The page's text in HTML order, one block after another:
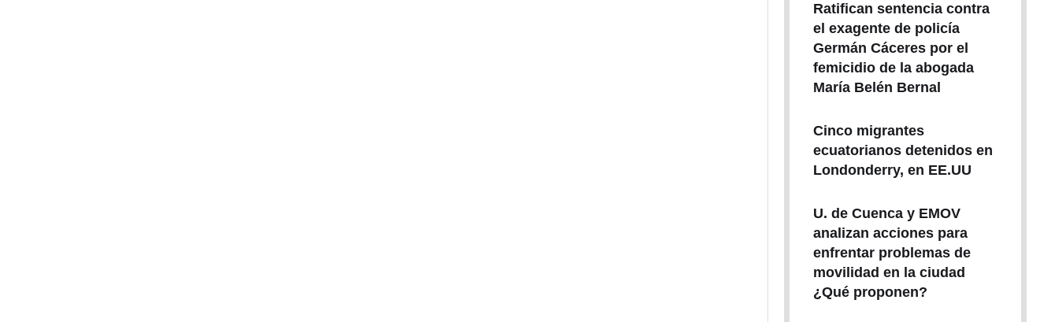
Ratifican sentencia contra
el exagente de policía
Germán Cáceres por el
femicidio de la abogada
María Belén Bernal
Cinco migrantes
ecuatorianos detenidos en
Londonderry, en EE.UU
U. de Cuenca y EMOV
analizan acciones para
enfrentar problemas de
movilidad en la ciudad
¿Qué proponen?